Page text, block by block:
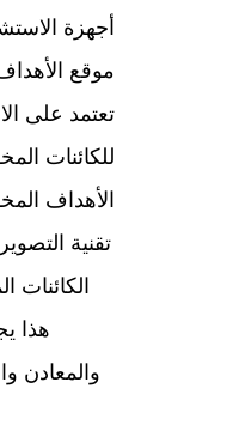
أجهزة
موقع
تعتمد على
للكائنات
الأهداف
تقنية
الكائنات
هذا
والمعادن